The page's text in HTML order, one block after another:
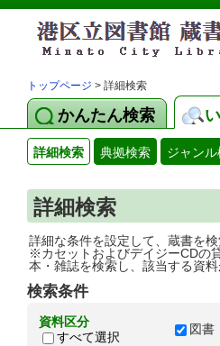
トップページ > 詳細検索
かんたん検索
詳細検索 典拠検索 ジャン
詳細検索
詳細な条件を設定して、蔵書を検
※カセットおよびデイジーCDの
本・雑誌を検索し、該当する資
検索条件
資料区分
すべて選択
図